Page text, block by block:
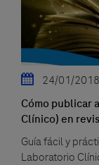
24/01/2018
Cómo publicar
Clínico) en
Guía fácil y
Laboratorio